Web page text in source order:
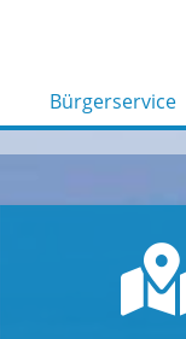
Bürgerservice